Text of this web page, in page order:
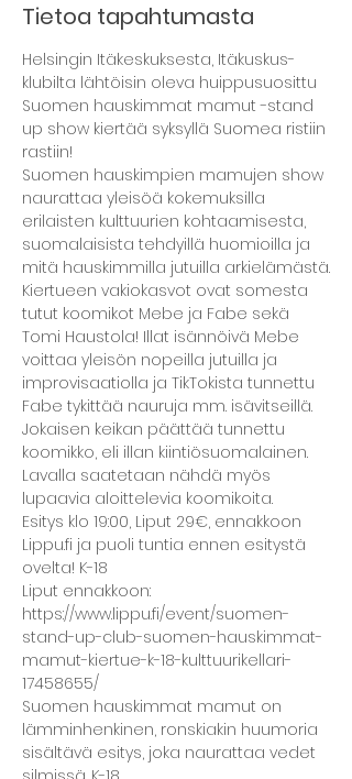
Tietoa tapahtumasta
Helsingin Itäkeskuksesta, Itäkuskus-
klubilta lähtöisin oleva huippusuosittu
Suomen hauskimmat mamut -stand
up show kiertää syksyllä Suomea ristiin
rastiin!
Suomen hauskimpien mamujen show
naurattaa yleisöä kokemuksilla
erilaisten kulttuurien kohtaamisesta,
suomalaisista tehdyillä huomioilla ja
mitä hauskimmilla jutuilla arkielämästä.
Kiertueen vakiokasvot ovat somesta
tutut koomikot Mebe ja Fabe sekä
Tomi Haustola! Illat isännöivä Mebe
voittaa yleisön nopeilla jutuilla ja
improvisaatiolla ja TikTokista tunnettu
Fabe tykittää nauruja mm. isävitseillä.
Jokaisen keikan päättää tunnettu
koomikko, eli illan kiintiösuomalainen.
Lavalla saatetaan nähdä myös
lupaavia aloittelevia koomikoita.
Esitys klo 19:00, Liput 29€, ennakkoon
Lippu.fi ja puoli tuntia ennen esitystä
ovelta! K-18
Liput ennakkoon:
https://www.lippu.fi/event/suomen-
stand-up-club-suomen-hauskimmat-
mamut-kiertue-k-18-kulttuurikellari-
17458655/
Suomen hauskimmat mamut on
lämminhenkinen, ronskiakin huumoria
sisältävä esitys, joka naurattaa vedet